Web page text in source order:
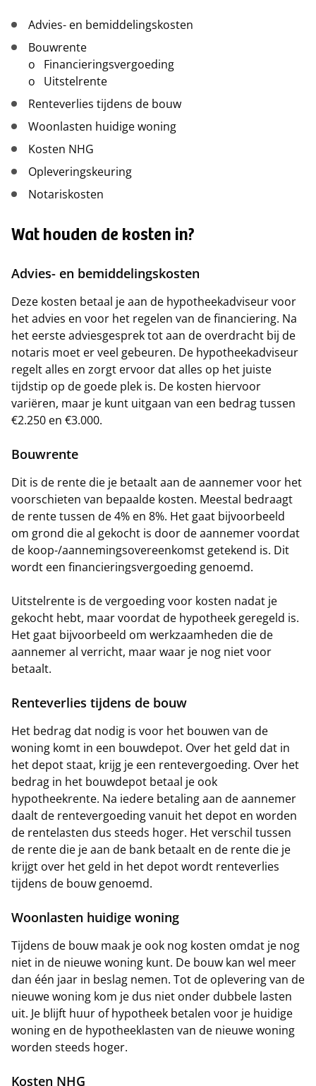
Advies- en bemiddelingskosten
Bouwrente
o Financieringsvergoeding
o Uitstelrente
Renteverlies tijdens de bouw
Woonlasten huidige woning
Kosten NHG
Opleveringskeuring
Notariskosten
Wat houden de kosten in?
Advies- en bemiddelingskosten
Deze kosten betaal je aan de hypotheekadviseur voor
het advies en voor het regelen van de financiering. Na
het eerste adviesgesprek tot aan de overdracht bij de
notaris moet er veel gebeuren. De hypotheekadviseur
regelt alles en zorgt ervoor dat alles op het juiste
tijdstip op de goede plek is. De kosten hiervoor
variëren, maar je kunt uitgaan van een bedrag tussen
€2.250 en €3.000.
Bouwrente
Dit is de rente die je betaalt aan de aannemer voor het
voorschieten van bepaalde kosten. Meestal bedraagt
de rente tussen de 4% en 8%. Het gaat bijvoorbeeld
om grond die al gekocht is door de aannemer voordat
de koop-/aannemingsovereenkomst getekend is. Dit
wordt een financieringsvergoeding genoemd.
Uitstelrente is de vergoeding voor kosten nadat je
gekocht hebt, maar voordat de hypotheek geregeld is.
Het gaat bijvoorbeeld om werkzaamheden die de
aannemer al verricht, maar waar je nog niet voor
betaalt.
Renteverlies tijdens de bouw
Het bedrag dat nodig is voor het bouwen van de
woning komt in een bouwdepot. Over het geld dat in
het depot staat, krijg je een rentevergoeding. Over het
bedrag in het bouwdepot betaal je ook
hypotheekrente. Na iedere betaling aan de aannemer
daalt de rentevergoeding vanuit het depot en worden
de rentelasten dus steeds hoger. Het verschil tussen
de rente die je aan de bank betaalt en de rente die je
krijgt over het geld in het depot wordt renteverlies
tijdens de bouw genoemd.
Woonlasten huidige woning
Tijdens de bouw maak je ook nog kosten omdat je nog
niet in de nieuwe woning kunt. De bouw kan wel meer
dan één jaar in beslag nemen. Tot de oplevering van de
nieuwe woning kom je dus niet onder dubbele lasten
uit. Je blijft huur of hypotheek betalen voor je huidige
woning en de hypotheeklasten van de nieuwe woning
worden steeds hoger.
Kosten NHG